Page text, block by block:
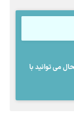
می توانید با